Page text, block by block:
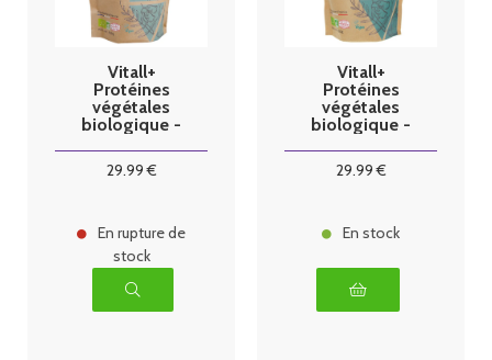
Vitall+
Protéines
végétales
biologique -
29.99€
En rupture de
stock
Vitall+
Protéines
végétales
biologique -
29.99€
En stock